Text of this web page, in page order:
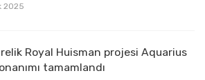
2025
Royal Huisman projesi Aquarius
tamamlandı